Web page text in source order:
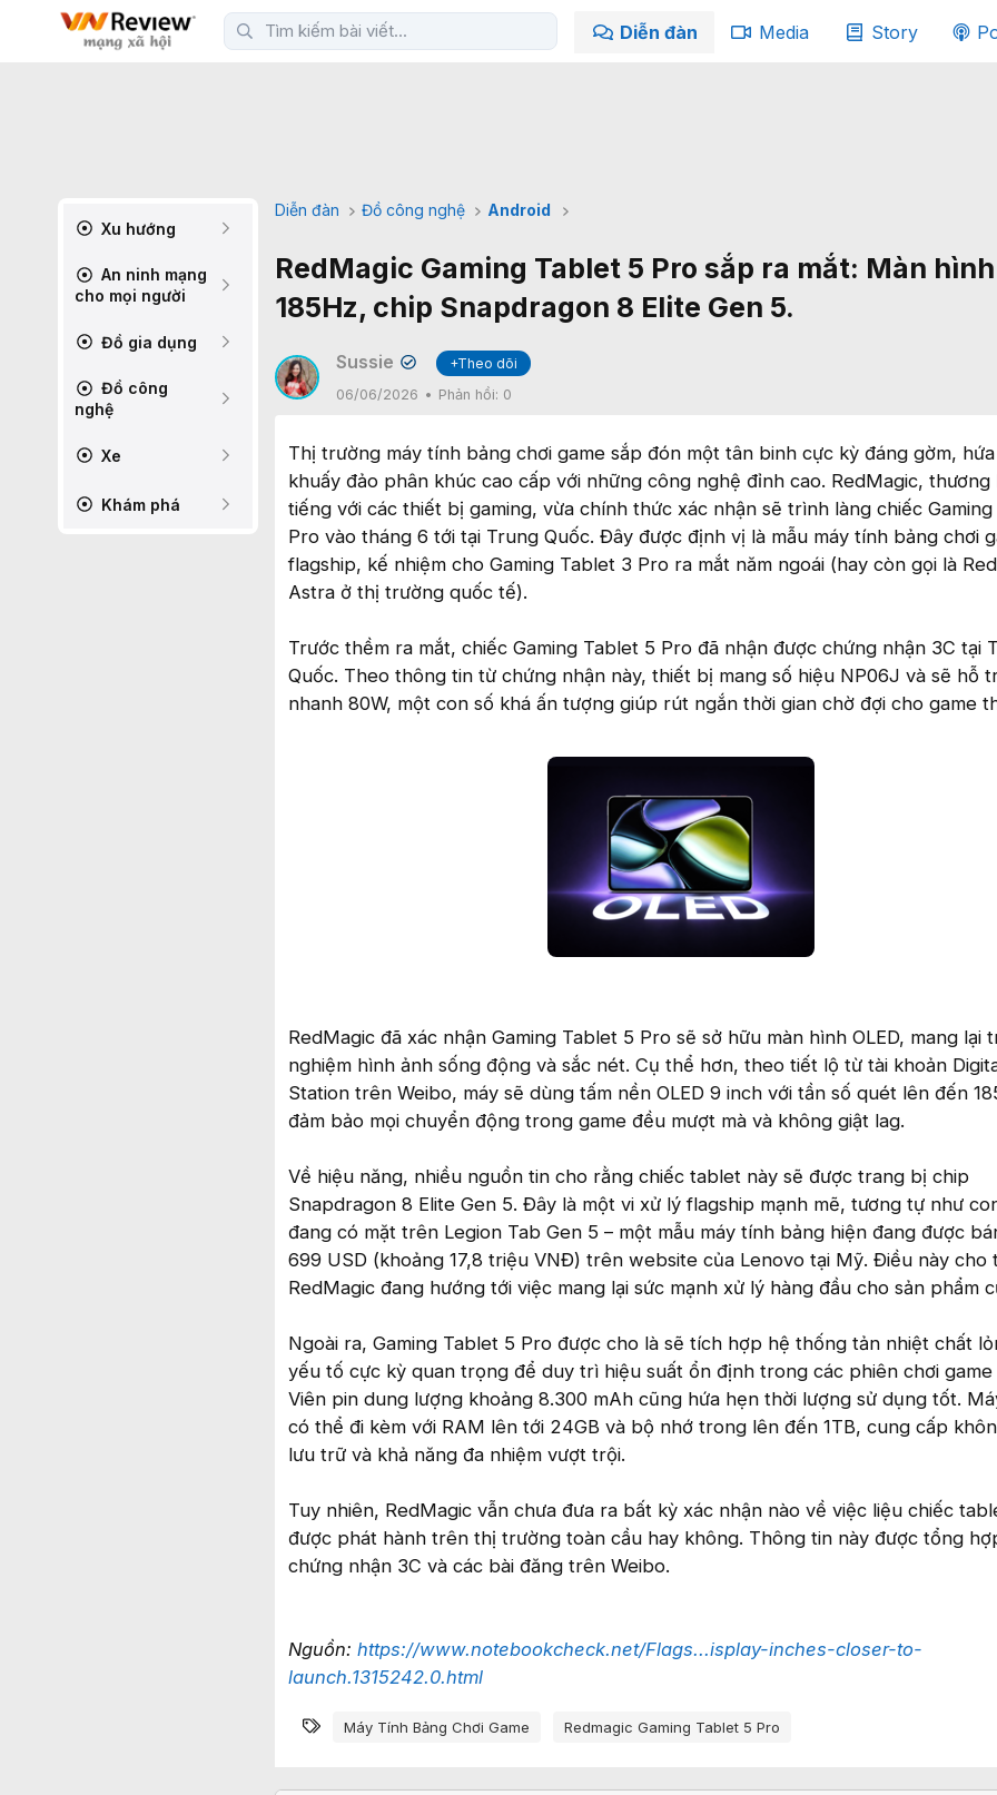
Diễn đàn Media Story
Xu hướng
An ninh mạng
cho mọi người
Đồ gia dụng
Đồ công
nghệ
Xe
Khám phá
Diễn đàn Đồ công nghệ Android
RedMagic Gaming Tablet 5 Pro sắp ra mắt: Màn hình
185Hz, chip Snapdragon 8 Elite Gen 5.
Sussie ✔
+Theo dõi
06/06/2026
Phản hồi: 0
Thị trường máy tính bảng chơi game sắp đón một tân binh cực kỳ đáng gờm,
khuấy đảo phân khúc cao cấp với những công nghệ đỉnh cao. RedMagic, thương
tiếng với các thiết bị gaming, vừa chính thức xác nhận sẽ trình làng chiếc
Pro vào tháng 6 tới tại Trung Quốc. Đây được định vị là mẫu máy tính bảng chơi
flagship, kế nhiệm cho Gaming Tablet 3 Pro ra mắt năm ngoái (hay còn gọi là
Astra ở thị trường quốc tế).
Trước thềm ra mắt, chiếc Gaming Tablet 5 Pro đã nhận được chứng nhận 3C tại
Quốc. Theo thông tin từ chứng nhận này, thiết bị mang số hiệu NP06J và sẽ hỗ
nhanh 80W, một con số khá ấn tượng giúp rút ngắn thời gian chờ đợi cho game
RedMagic đã xác nhận Gaming Tablet 5 Pro sẽ sở hữu màn hình OLED, mang lại
nghiệm hình ảnh sống động và sắc nét. Cụ thể hơn, theo tiết lộ từ tài khoản
Station trên Weibo, máy sẽ dùng tấm nền OLED 9 inch với tần số quét lên đến
đảm bảo mọi chuyển động trong game đều mượt mà và không giật lag.
Về hiệu năng, nhiều nguồn tin cho rằng chiếc tablet này sẽ được trang bị chip
Snapdragon 8 Elite Gen 5. Đây là một vi xử lý flagship mạnh mẽ, tương tự như
đang có mặt trên Legion Tab Gen 5 – một mẫu máy tính bảng hiện đang được
699 USD (khoảng 17,8 triệu VNĐ) trên website của Lenovo tại Mỹ. Điều này cho
RedMagic đang hướng tới việc mang lại sức mạnh xử lý hàng đầu cho sản phẩm
Ngoài ra, Gaming Tablet 5 Pro được cho là sẽ tích hợp hệ thống tản nhiệt chất
yếu tố cực kỳ quan trọng để duy trì hiệu suất ổn định trong các phiên chơi game
Viên pin dung lượng khoảng 8.300 mAh cũng hứa hẹn thời lượng sử dụng tốt.
có thể đi kèm với RAM lên tới 24GB và bộ nhớ trong lên đến 1TB, cung cấp
lưu trữ và khả năng đa nhiệm vượt trội.
Tuy nhiên, RedMagic vẫn chưa đưa ra bất kỳ xác nhận nào về việc liệu chiếc
được phát hành trên thị trường toàn cầu hay không. Thông tin này được tổng
chứng nhận 3C và các bài đăng trên Weibo.
Nguồn: https://www.notebookcheck.net/Flags...isplay-inches-closer-to-
launch.1315242.0.html
Từ khóa
Máy Tính Bảng Chơi Game Redmagic Gaming Tablet 5 Pro